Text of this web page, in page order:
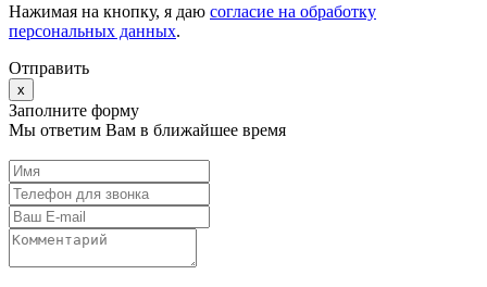
Нажимая на кнопку, я даю согласие на обработку
персональных данных.
Отправить
x
Заполните форму
Мы ответим Вам в ближайшее время